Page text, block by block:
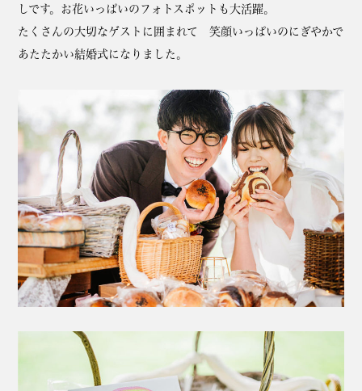
しです。お花いっぱいのフォトスポットも大活躍。
たくさんの大切なゲストに囲まれて 笑顔いっぱいのにぎやかで
あたたかい結婚式になりました。